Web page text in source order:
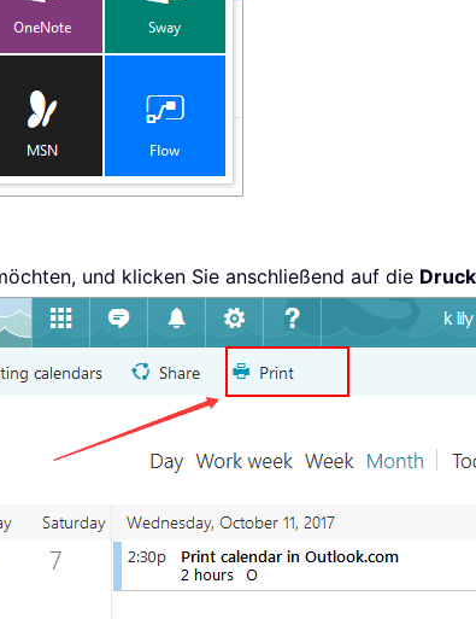
und klicken Sie anschließend auf die